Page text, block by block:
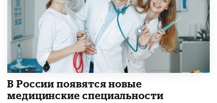
В России появятся новые
медицинские специальности